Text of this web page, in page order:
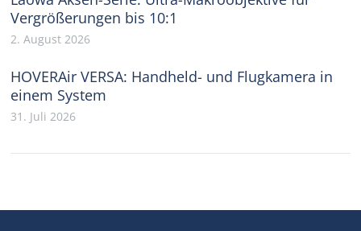
Vergrößerungen bis 10:1
2. August 2026
HOVERAir VERSA: Handheld- und Flugkamera in
einem System
31. Juli 2026